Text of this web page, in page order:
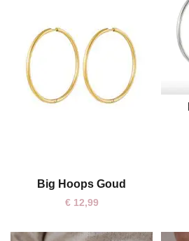
One size
Big Hoops Goud
€12,99